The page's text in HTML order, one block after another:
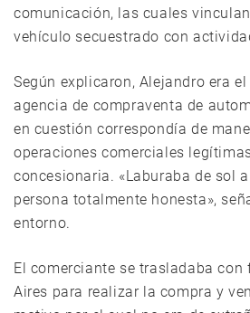
comunicación, las cuales
vehículo secuestrado con
Según explicaron, Alejandro era
agencia de compraventa de
en cuestión correspondía de
operaciones comerciales
concesionaria. «Laburaba de sol
persona totalmente honesta»,
entorno.
El comerciante se trasladaba con
Aires para realizar la compra y